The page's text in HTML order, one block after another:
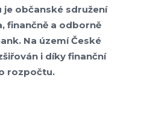
občanské sdružení
finančně a odborně
. Na území České
i díky finanční
rozpočtu.